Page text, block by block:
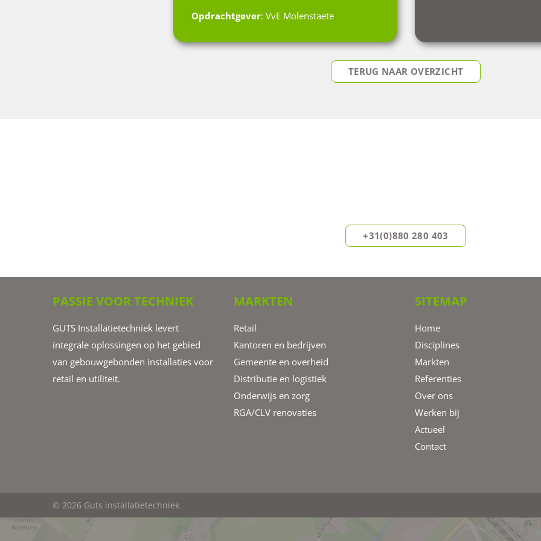
Opdrachtgever: VvE Molenstaete
TERUG NAAR OVERZICHT
+31(0)880 280 403
PASSIE VOOR TECHNIEK
GUTS Installatietechniek levert
integrale oplossingen op het gebied
van gebouwgebonden installaties voor
retail en utiliteit.
MARKTEN
Retail
Kantoren en bedrijven
Gemeente en overheid
Distributie en logistiek
Onderwijs en zorg
RGA/CLV renovaties
SITEMAP
Home
Disciplines
Markten
Referenties
Over ons
Werken bij
Actueel
Contact
© 2026 Guts installatietechniek